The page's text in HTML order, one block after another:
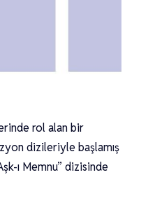
rol alan bir
dizileriyle başlamış
ı Memnu” dizisinde